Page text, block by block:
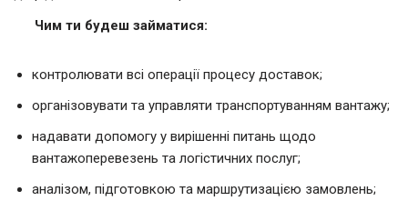
Чим ти будеш займатися:
контролювати всі операції процесу доставок;
організовувати та управляти транспортуванням вантажу;
надавати допомогу у вирішенні питань щодо
вантажоперевезень та логістичних послуг;
аналізом, підготовкою та маршрутизацією замовлень;